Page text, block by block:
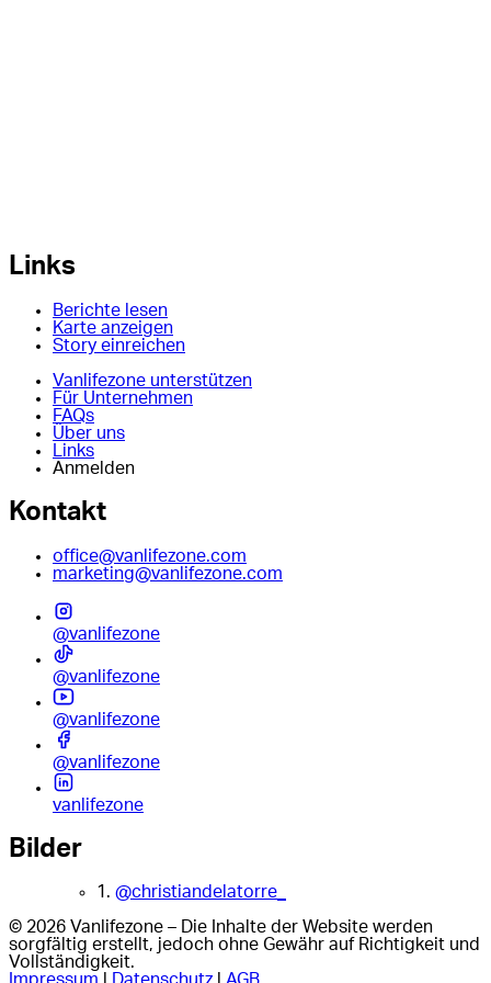
Links
Berichte lesen
Karte anzeigen
Story einreichen
Vanlifezone unterstützen
Für Unternehmen
FAQs
Über uns
Links
Anmelden
Kontakt
office@vanlifezone.com
marketing@vanlifezone.com
@vanlifezone
@vanlifezone
@vanlifezone
@vanlifezone
vanlifezone
Bilder
1. @christiandelatorre_
© 2026 Vanlifezone – Die Inhalte der Website werden
sorgfältig erstellt, jedoch ohne Gewähr auf Richtigkeit und
Vollständigkeit.